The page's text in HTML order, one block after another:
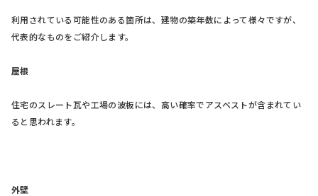
利用されている可能性のある箇所は、建物の築年数によって様々ですが、
代表的なものをご紹介します。
屋根
住宅のスレート瓦や工場の波板には、高い確率でアスベストが含まれてい
ると思われます。
外壁